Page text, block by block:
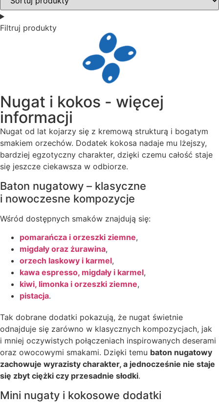
Filtruj produkty
Nugat i kokos - więcej
informacji
Nugat od lat kojarzy się z kremową strukturą i bogatym
smakiem orzechów. Dodatek kokosa nadaje mu lżejszy,
bardziej egzotyczny charakter, dzięki czemu całość staje
się jeszcze ciekawsza w odbiorze.
Baton nugatowy – klasyczne
i nowoczesne kompozycje
Wśród dostępnych smaków znajdują się:
pomarańcza i orzeszki ziemne,
migdały oraz żurawina,
orzech laskowy i karmel,
kawa espresso, migdały i karmel,
kiwi, limonka i orzeszki ziemne,
pistacja.
Tak dobrane dodatki pokazują, że nugat świetnie
odnajduje się zarówno w klasycznych kompozycjach, jak
i mniej oczywistych połączeniach inspirowanych deserami
oraz owocowymi smakami. Dzięki temu baton nugatowy
zachowuje wyrazisty charakter, a jednocześnie nie staje
się zbyt ciężki czy przesadnie słodki.
Mini nugaty i kokosowe dodatki